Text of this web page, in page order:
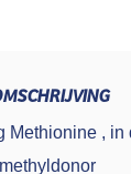
Methionine ,